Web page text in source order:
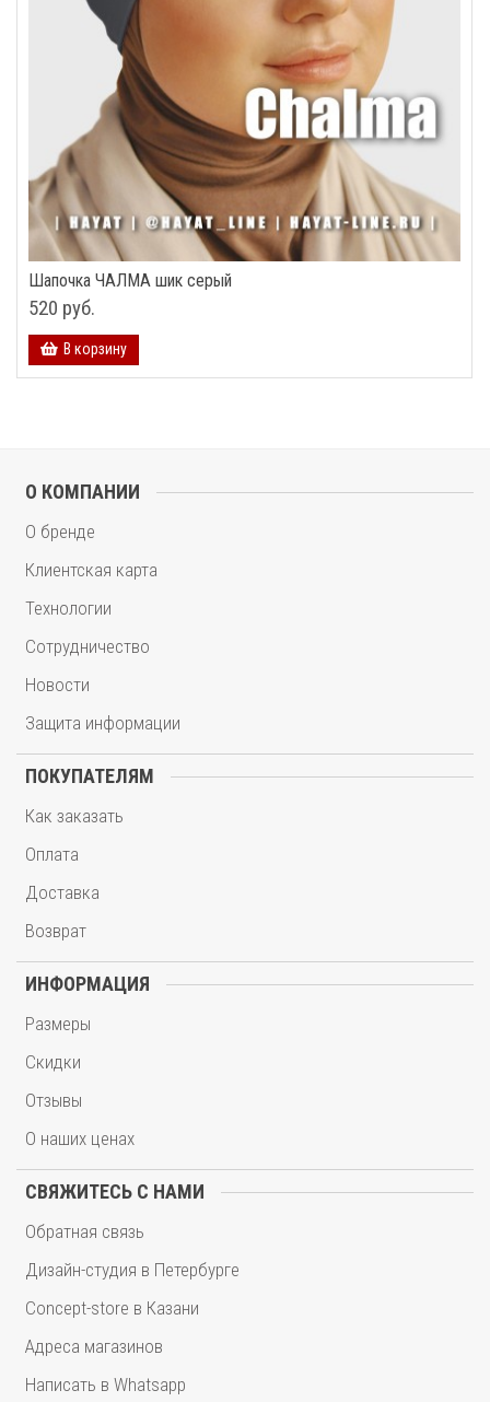
Шапочка ЧАЛМА шик серый
520 руб.
В корзину
О КОМПАНИИ
О бренде
Клиентская карта
Технологии
Сотрудничество
Новости
Защита информации
ПОКУПАТЕЛЯМ
Как заказать
Оплата
Доставка
Возврат
ИНФОРМАЦИЯ
Размеры
Скидки
Отзывы
О наших ценах
СВЯЖИТЕСЬ С НАМИ
Обратная связь
Дизайн-студия в Петербурге
Concept-store в Казани
Адреса магазинов
Написать в Whatsapp